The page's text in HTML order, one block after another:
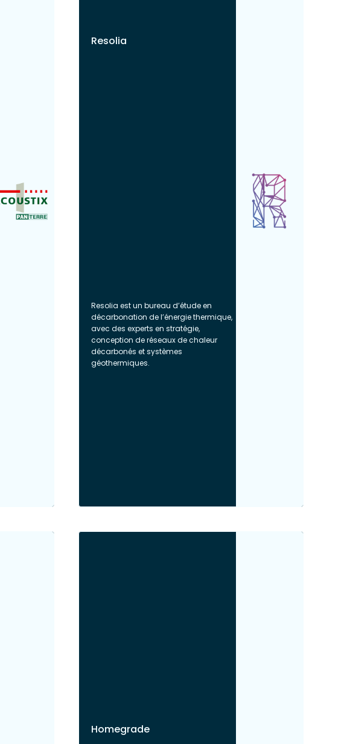
Resolia
Resolia est un bureau d’étude en
décarbonation de l’énergie thermique,
avec des experts en stratégie,
conception de réseaux de chaleur
décarbonés et systèmes
géothermiques.
Homegrade